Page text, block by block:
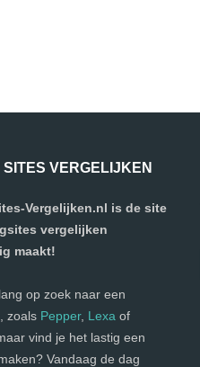
SITES VERGELIJKEN
Vergelijken.nl is de site
vergelijken
maakt!
op zoek naar een
zoals Pepper, Lexa of
maar vind je het lastig een
Vandaag de dag